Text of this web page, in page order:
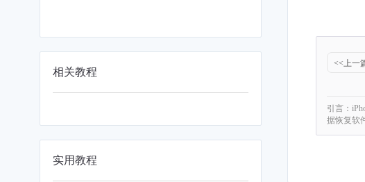
相关教程
实用教程
<<上一
引言：
据恢复软